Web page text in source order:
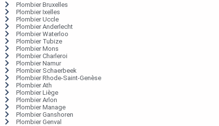
Plombier Bruxelles
Plombier Ixelles
Plombier Uccle
Plombier Anderlecht
Plombier Waterloo
Plombier Tubize
Plombier Mons
Plombier Charleroi
Plombier Namur
Plombier Schaerbeek
Plombier Rhode-Saint-Genèse
Plombier Ath
Plombier Liège
Plombier Arlon
Plombier Manage
Plombier Ganshoren
Plombier Genval